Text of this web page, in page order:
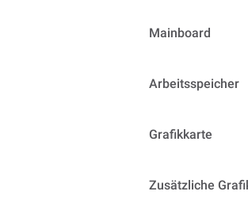
Mainboard
Arbeitsspeicher
Grafikkarte
Zusätzliche